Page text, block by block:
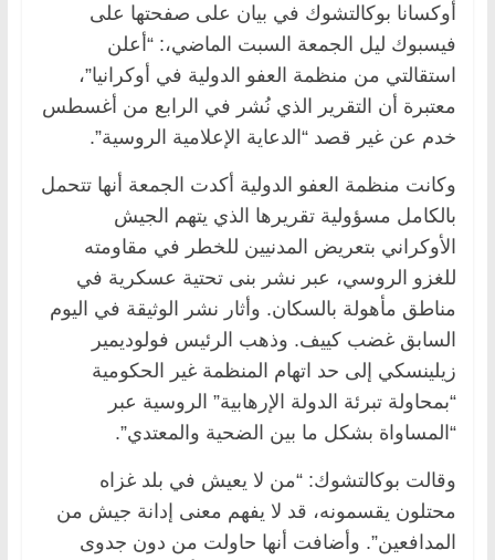
أوكسانا بوكالتشوك في بيان على صفحتها على
فيسبوك ليل الجمعة السبت الماضي،: “أعلن
استقالتي من منظمة العفو الدولية في أوكرانيا”،
معتبرة أن التقرير الذي نُشر في الرابع من أغسطس
خدم عن غير قصد “الدعاية الإعلامية الروسية”.
وكانت منظمة العفو الدولية أكدت الجمعة أنها تتحمل
بالكامل مسؤولية تقريرها الذي يتهم الجيش
الأوكراني بتعريض المدنيين للخطر في مقاومته
للغزو الروسي، عبر نشر بنى تحتية عسكرية في
مناطق مأهولة بالسكان. وأثار نشر الوثيقة في اليوم
السابق غضب كييف. وذهب الرئيس فولوديمير
زيلينسكي إلى حد اتهام المنظمة غير الحكومية
“بمحاولة تبرئة الدولة الإرهابية” الروسية عبر
“المساواة بشكل ما بين الضحية والمعتدي”.
وقالت بوكالتشوك: “من لا يعيش في بلد غزاه
محتلون يقسمونه، قد لا يفهم معنى إدانة جيش من
المدافعين”. وأضافت أنها حاولت من دون جدوى